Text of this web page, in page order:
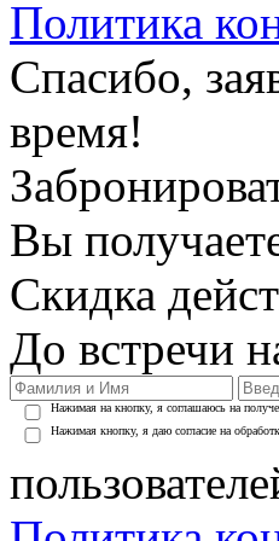
Политика
Спасибо,
время!
Вы
Скидка
До встречи
Нажимая на кнопку, я соглашаюсь на
Нажимая кнопку, я даю согласие на